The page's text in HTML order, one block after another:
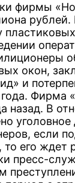
фирмы
окон,
и
Фирма
назад. В
если
то его
пресс-